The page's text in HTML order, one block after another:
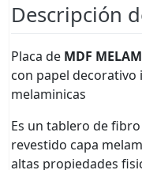
Descripción
Placa de MDF
con papel
melaminicas
Es un tablero de
revestido capa
altas propiedades